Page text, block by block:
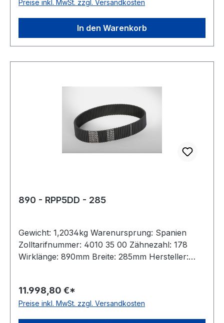
Preise inkl. MwSt. zzgl. Versandkosten
In den Warenkorb
890 - RPP5DD - 285
Gewicht: 1,2034kg Warenursprung: Spanien
Zolltarifnummer: 4010 35 00 Zähnezahl: 178
Wirklänge: 890mm Breite: 285mm Hersteller:
11.998,80 €*
Preise inkl. MwSt. zzgl. Versandkosten